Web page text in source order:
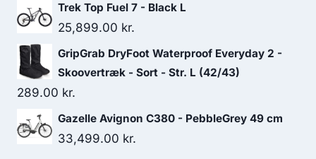
Trek Top Fuel 7 - Black L
25,899.00 kr.
GripGrab DryFoot Waterproof Everyday 2 -
Skoovertræk - Sort - Str. L (42/43)
289.00 kr.
Gazelle Avignon C380 - PebbleGrey 49 cm
33,499.00 kr.